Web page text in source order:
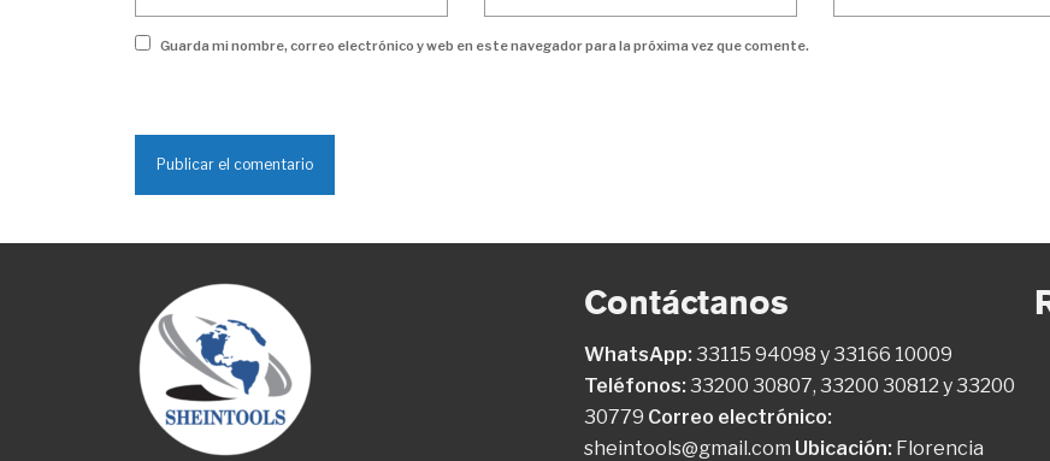
Guarda mi nombre, correo electrónico y web en este navegador para la próxima vez que comente.
Contáctanos
WhatsApp: 33115 94098 y33166 10009
Teléfonos: 33200 30807,33200 30812 y33200
30779 Correo electrónico:
sheintools@gmail.com Ubicación: Florencia